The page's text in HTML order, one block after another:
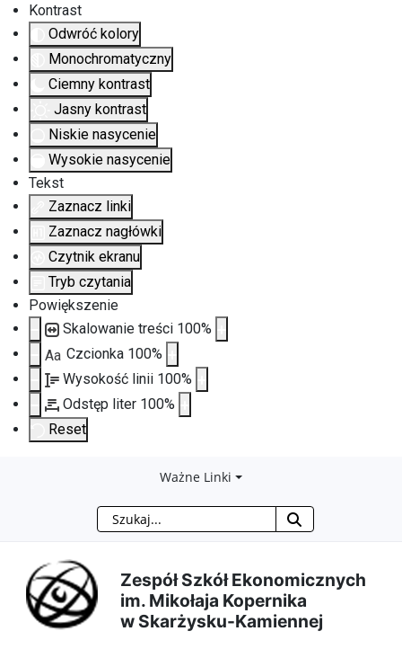
Kontrast
Odwróć kolory
Monochromatyczny
Ciemny kontrast
Jasny kontrast
Niskie nasycenie
Wysokie nasycenie
Tekst
Zaznacz linki
Zaznacz nagłówki
Czytnik ekranu
Tryb czytania
Powiększenie
Skalowanie treści 100%
Aa Czcionka 100%
Wysokość linii 100%
Odstęp liter 100%
Reset
treści
głównej
menu
nawigacyjnego
wyszukiwarki
mapy
strony
Ważne Linki
Szukaj
Zespół Szkół Ekonomicznych
im. Mikołaja Kopernika
w Skarżysku-Kamiennej